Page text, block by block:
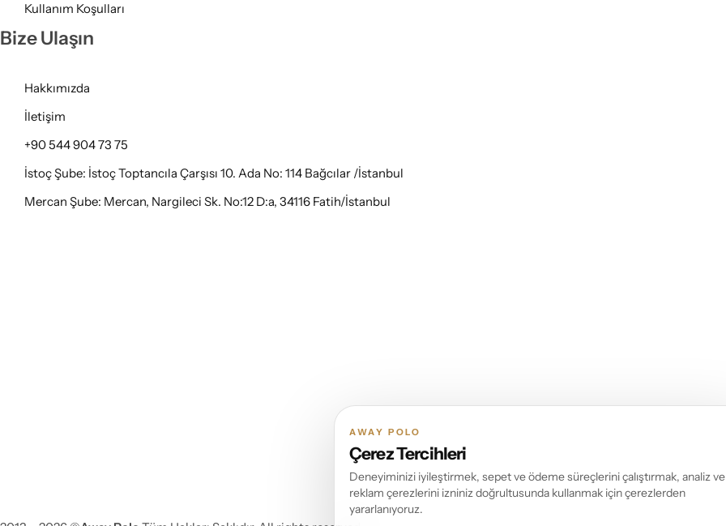
Kullanım Koşulları
Bize Ulaşın
Hakkımızda
İletişim
+90 544 904 73 75
İstoç Şube: İstoç Toptancıla Çarşısı 10. Ada No: 114 Bağcılar /İstanbul
Mercan Şube: Mercan, Nargileci Sk. No:12 D:a, 34116 Fatih/İstanbul
AWAY POLO
Çerez Tercihleri
Deneyiminizi iyileştirmek, sepet ve ödeme süreçlerini çalıştırmak, analiz ve
reklam çerezlerini izniniz doğrultusunda kullanmak için çerezlerden
yararlanıyoruz.